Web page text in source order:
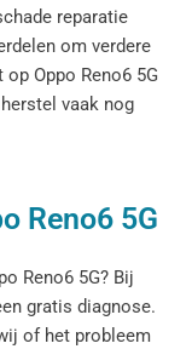
reparatie
om verdere
Oppo Reno6 5G
vaak nog
Reno6 5G
Reno6 5G? Bij
gratis diagnose.
of het probleem